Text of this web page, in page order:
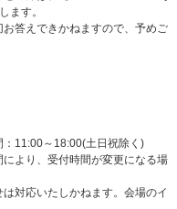
合計1,200名
大阪共通：各日程150名、合計
名、合計150名
内いたします。
ます。
答えできかねますので、予めご
11:00～18:00(土日祝除く)
より、受付時間が変更になる場
対応いたしかねます。会場のイ